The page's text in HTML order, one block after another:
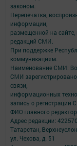
законом.
Перепечатка,
информации,
размещенной на
редакций СМИ.
При поддержке
коммуникациям.
Наименование СМИ:
СМИ
связи,
информационных
запись о
ФИО главного
Адрес редакции:
Татарстан,
ул. Чехова, д. 51